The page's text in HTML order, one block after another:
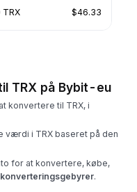
TRX $46.33
TRX på Bybit-eu
konvertere til TRX, i
værdi i TRX baseret på den
for at konvertere, købe,
.